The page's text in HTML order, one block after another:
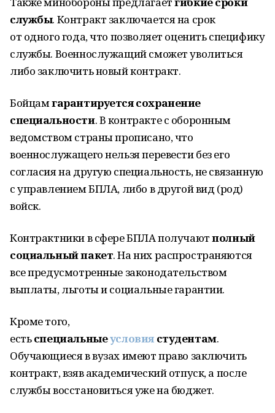
службы. Контракт заключается на срок
от одного года, что позволяет оценить специфику
службы. Военнослужащий сможет уволиться
либо заключить новый контракт.
Бойцамгарантируется сохранение
специальности. В контракте с оборонным
ведомством страны прописано, что
военнослужащего нельзя перевести без его
согласия на другую специальность, не связанную
с управлением БПЛА, либо в другой вид (род)
войск.
Контрактники в сфере БПЛА получаютполный
социальный пакет. На них распространяются
все предусмотренные законодательством
выплаты, льготы и социальные гарантии.
Кроме того,
естьспециальныеусловиястудентам.
Обучающиеся в вузах имеют право заключить
контракт, взяв академический отпуск, а после
службы восстановиться уже на бюджет.